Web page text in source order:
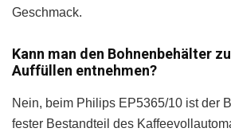
Geschmack.
Kann man den Bohnenbehälter
Auffüllen entnehmen?
Nein, beim Philips EP5365/10 ist der
fester Bestandteil des